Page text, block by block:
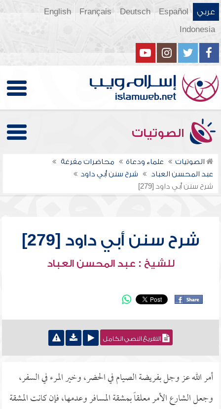
عربي Español
Deutsch
Français
English
Indonesia
الصوتيات
الصوتيات علماء ودعاة
محاضرات مفرغة
عبد المحسن العباد
شرح سنن أبي داود
شرح سنن أبي داود [279]
شرح سنن أبي داود [279]
للشيخ : عبد المحسن العباد
التفريغ النصي الكامل
أمر الله عز وجل بفريضة الصيام في الحضر، وخير المرء في السفر،
وجعل الشارع الأمر معلقاً بمشقة المسافر وعدمها، فإن كانت المشقة